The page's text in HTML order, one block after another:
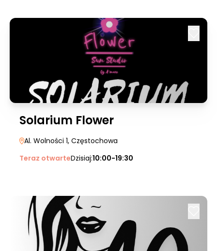
Solarium Flower
Al. Wolności 1, Częstochowa
Teraz otwarteDzisiaj:10:00-19:30